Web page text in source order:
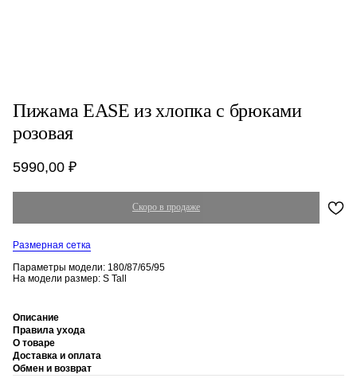
Пижама EASE из хлопка с брюками
розовая
5990,00 ₽
Размерная сетка
Параметры модели: 180/87/65/95
На модели размер: S Tall
Описание
Правила ухода
О товаре
Доставка и оплата
Обмен и возврат